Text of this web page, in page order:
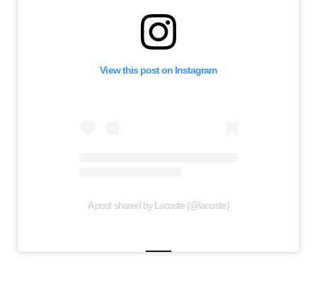
View this post on Instagram
A post shared by Lacoste (@lacoste)